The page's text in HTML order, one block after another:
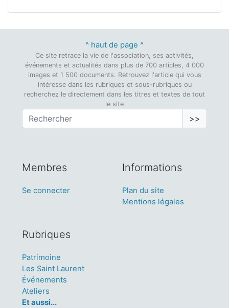
^ haut de page ^
Ce site retrace la vie de l'association, ses activités,
événements et actualités dans plus de 700 articles, 4 000
images et 1 500 documents. Retrouvez l'article qui vous
intéresse dans les rubriques et sous-rubriques ou
recherchez le directement dans les titres et textes de tout
le site
>>
Membres
Se connecter
Informations
Plan du site
Mentions légales
Rubriques
Patrimoine
Les Saint Laurent
Événements
Ateliers
Et aussi...